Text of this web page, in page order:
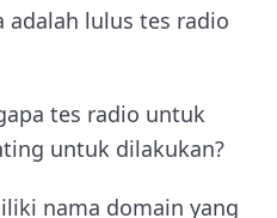
adalah lulus tes radio
tes radio untuk
untuk dilakukan?
nama domain yang